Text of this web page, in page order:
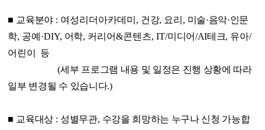
■ 교육분야 : 여성리더아카데미, 건강, 요리 , 미술·음악·인문
학, 공예 ·DIY, 어학, 커리어&콘텐츠, IT/미디어/AI테크, 유아/
어린이
등
(세부 프로그램 내용 및 일정은 진행 상황에 따라
일부 변경될 수 있습니다.)
■ 교육대상 : 성별무관, 수강을 희망하는 누구나 신청 가능합